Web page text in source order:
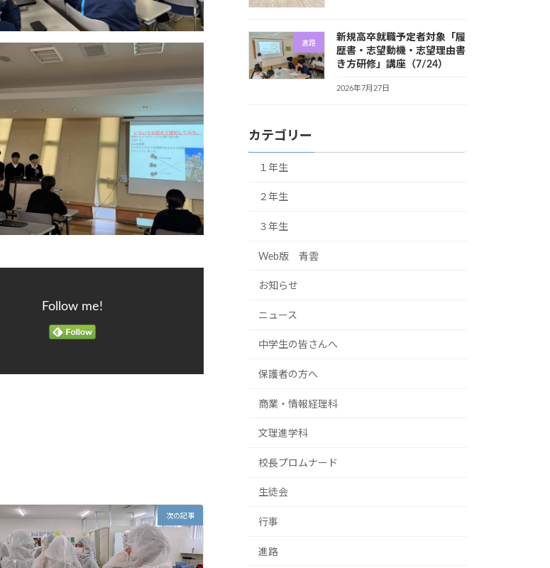
Follow me!
次の記事
進路
新規高卒就職予定者対象「履
歴書・志望動機・志望理由書
き方研修」講座（7/24）
2026年7月27日
カテゴリー
１年生
２年生
３年生
Web版 青雲
お知らせ
ニュース
中学生の皆さんへ
保護者の方へ
商業・情報経理科
文理進学科
校長プロムナード
生徒会
行事
進路